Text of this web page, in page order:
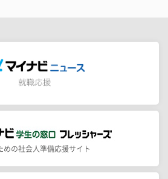
めの社会人準備応援サイト